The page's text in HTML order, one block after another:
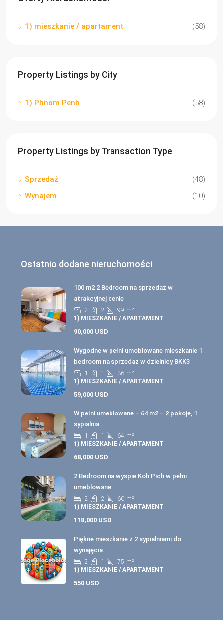
1) mieszkanie / apartament (58)
Property Listings by City
1) Phnom Penh (58)
Property Listings by Transaction Type
Sprzedaż
(48)
Wynajem
(10)
Ostatnio dodane nieruchomości
100 m2 2 Bedroom na sprzedaż w
atrakcyjnej cenie
2 2 99 m²
1) MIESZKANIE / APARTAMENT
90,000 USD
Wygodne w pełni umoblowane mieszkanie 1
bedroom na sprzedaż w dzielnicy BKK3
1 1 36 m²
1) MIESZKANIE / APARTAMENT
59,000 USD
W pełni umeblowane – 64 m2 – 2 pokoje, 1
sypialnia
1 1 64 m²
1) MIESZKANIE / APARTAMENT
68,000 USD
2 Bedroom na wyspie Koh Pich w pełni
umeblowane
2 2 60 m²
1) MIESZKANIE / APARTAMENT
118,000 USD
Piękne mieszkanie z 2 sypialniami do
wynajęcia
2 1 75 m²
1) MIESZKANIE / APARTAMENT
550 USD